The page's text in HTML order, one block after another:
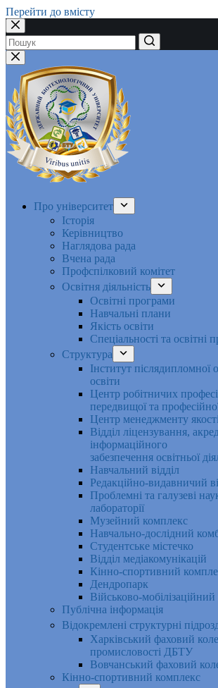
Перейти до вмісту
Немає
результатів
Про університет
Історія
Керівництво
Наглядова рада
Вчена рада
Профспілковий комітет
Освітня діяльність
Освітні програми
Навчальні плани
Якість освіти
Спеціальності та
Структура
Інститут післядипломної
освіти
Центр робітничих
передвищої та
Центр менеджменту
Відділ ліцензування,
інформаційного
забезпечення освітньої
Навчальний відділ
Редакційно-видавничий
Проблемні та галузеві
лабораторії
Музейний комплекс
Навчально-дослідний
Студентське містечко
Відділ медіакомунікацій
Кінно-спортивний
Дендропарк
Військово-мобілізаційний
Публічна інформація
Відокремлені структурні
Харківський фаховий
промисловості ДБТУ
Вовчанський фаховий
Кінно-спортивний комплекс